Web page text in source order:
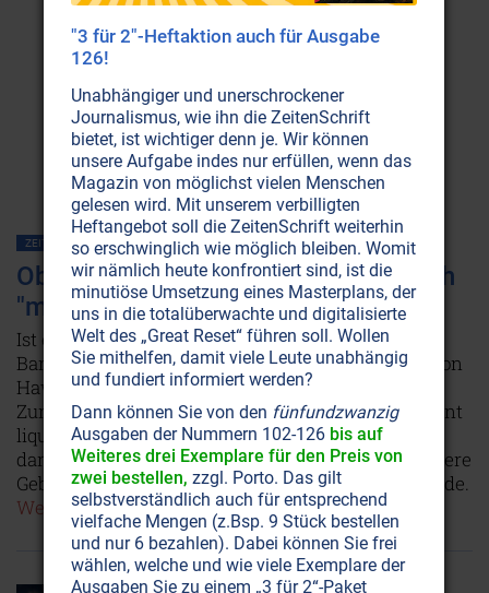
ZEITENSCHRIFT NR. 70, S.48 AMERIKA
Obamas Geburtsurkunde: Tatsächlich
"made in USA"?
Ist er nun, oder ist er nicht – in den USA geboren?
Barack Obamas veröffentlichte Geburtsurkunde von
Hawaii hat die Zweifel nur noch größer gemacht.
Zum Glück ließ Obama Osama im richtigen Moment
liquidieren. Denn so sprach die Welt nur noch
darüber. Peinlich für Obama: Es existiert eine weitere
Geburtsurkunde, wonach er in Kenia geboren wurde.
Weiterlesen...
"3 für 2"-Heftaktion auch für Ausgabe
126!
Unabhängiger und unerschrockener
Journalismus, wie ihn die ZeitenSchrift
bietet, ist wichtiger denn je. Wir können
unsere Aufgabe indes nur erfüllen, wenn das
Magazin von möglichst vielen Menschen
gelesen wird. Mit unserem verbilligten
Heftangebot soll die ZeitenSchrift weiterhin
so erschwinglich wie möglich bleiben. Womit
wir nämlich heute konfrontiert sind, ist die
minutiöse Umsetzung eines Masterplans, der
uns in die totalüberwachte und digitalisierte
Welt des „Great Reset“ führen soll. Wollen
Sie mithelfen, damit viele Leute unabhängig
und fundiert informiert werden?
Dann können Sie von den fünfundzwanzig
Ausgaben der Nummern 102-126 bis auf
Weiteres drei Exemplare für den Preis von
zwei bestellen, zzgl. Porto. Das gilt
selbstverständlich auch für entsprechend
vielfache Mengen (z.Bsp. 9 Stück bestellen
und nur 6 bezahlen). Dabei können Sie frei
wählen, welche und wie viele Exemplare der
Ausgaben Sie zu einem „3 für 2“-Paket